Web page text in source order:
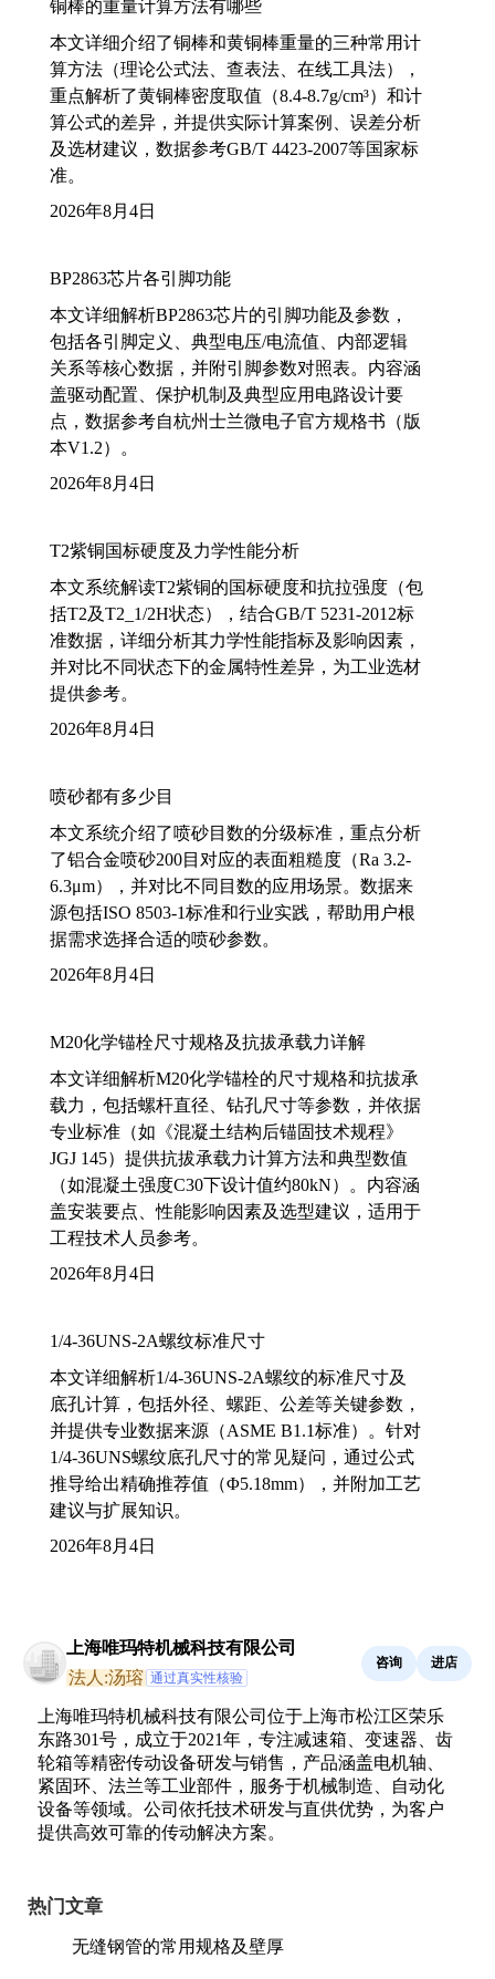
铜棒的重量计算方法有哪些
本文详细介绍了铜棒和黄铜棒重量的三种常用计
算方法（理论公式法、查表法、在线工具法），
重点解析了黄铜棒密度取值（8.4-8.7g/cm³）和计
算公式的差异，并提供实际计算案例、误差分析
及选材建议，数据参考GB/T 4423-2007等国家标
准。
2026年8月4日
BP2863芯片各引脚功能
本文详细解析BP2863芯片的引脚功能及参数，
包括各引脚定义、典型电压/电流值、内部逻辑
关系等核心数据，并附引脚参数对照表。内容涵
盖驱动配置、保护机制及典型应用电路设计要
点，数据参考自杭州士兰微电子官方规格书（版
本V1.2）。
2026年8月4日
T2紫铜国标硬度及力学性能分析
本文系统解读T2紫铜的国标硬度和抗拉强度（包
括T2及T2_1/2H状态），结合GB/T 5231-2012标
准数据，详细分析其力学性能指标及影响因素，
并对比不同状态下的金属特性差异，为工业选材
提供参考。
2026年8月4日
喷砂都有多少目
本文系统介绍了喷砂目数的分级标准，重点分析
了铝合金喷砂200目对应的表面粗糙度（Ra 3.2-
6.3μm），并对比不同目数的应用场景。数据来
源包括ISO 8503-1标准和行业实践，帮助用户根
据需求选择合适的喷砂参数。
2026年8月4日
M20化学锚栓尺寸规格及抗拔承载力详解
本文详细解析M20化学锚栓的尺寸规格和抗拔承
载力，包括螺杆直径、钻孔尺寸等参数，并依据
专业标准（如《混凝土结构后锚固技术规程》
JGJ 145）提供抗拔承载力计算方法和典型数值
（如混凝土强度C30下设计值约80kN）。内容涵
盖安装要点、性能影响因素及选型建议，适用于
工程技术人员参考。
2026年8月4日
1/4-36UNS-2A螺纹标准尺寸
本文详细解析1/4-36UNS-2A螺纹的标准尺寸及
底孔计算，包括外径、螺距、公差等关键参数，
并提供专业数据来源（ASME B1.1标准）。针对
1/4-36UNS螺纹底孔尺寸的常见疑问，通过公式
推导给出精确推荐值（Φ5.18mm），并附加工艺
建议与扩展知识。
2026年8月4日
上海唯玛特机械科技有限公司
法人:汤瑢 通过真实性核验
咨询 进店
上海唯玛特机械科技有限公司位于上海市松江区荣乐
东路301号，成立于2021年，专注减速箱、变速器、齿
轮箱等精密传动设备研发与销售，产品涵盖电机轴、
紧固环、法兰等工业部件，服务于机械制造、自动化
设备等领域。公司依托技术研发与直供优势，为客户
提供高效可靠的传动解决方案。
热门文章
无缝钢管的常用规格及壁厚